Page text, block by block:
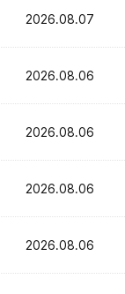
2026.08.07
2026.08.06
2026.08.06
2026.08.06
2026.08.06